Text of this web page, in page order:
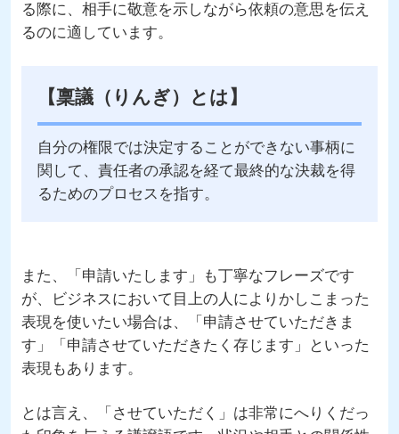
る際に、相手に敬意を示しながら依頼の意思を伝え
るのに適しています。
【稟議（りんぎ）とは】
自分の権限では決定することができない事柄に
関して、責任者の承認を経て最終的な決裁を得
るためのプロセスを指す。
また、「申請いたします」も丁寧なフレーズです
が、ビジネスにおいて目上の人によりかしこまった
表現を使いたい場合は、「申請させていただきま
す」「申請させていただきたく存じます」といった
表現もあります。
とは言え、「させていただく」は非常にへりくだっ